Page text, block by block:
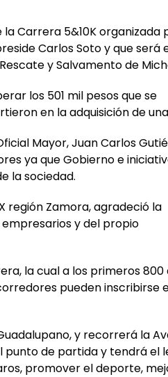
Carrera 5&10K organizada
Carlos Soto y que será
y Salvamento de
los 501 mil pesos que se
en la adquisición de
Mayor, Juan Carlos
ya que Gobierno e
la sociedad.
región Zamora, agradeció la
y del propio
la cual a los primeros 800
pueden inscribirse
y recorrerá la
punto de partida y tendrá el
promover el deporte,